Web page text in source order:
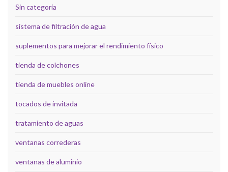
Sin categoría
sistema de filtración de agua
suplementos para mejorar el rendimiento físico
tienda de colchones
tienda de muebles online
tocados de invitada
tratamiento de aguas
ventanas correderas
ventanas de aluminio